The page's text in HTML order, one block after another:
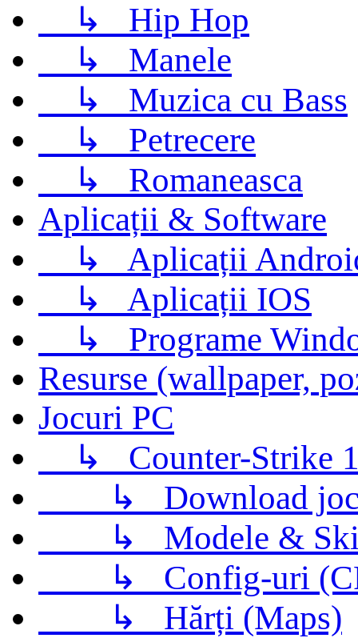
↳ Hip Hop
↳ Manele
↳ Muzica cu Bass
↳ Petrecere
↳ Romaneasca
Aplicații & Software
↳ Aplicații
↳ Aplicații IOS
↳ Programe
Resurse (wallpaper,
Jocuri PC
↳ Counter-Strike
↳ Download
↳ Modele &
↳ Config-uri
↳ Hărți (Maps)